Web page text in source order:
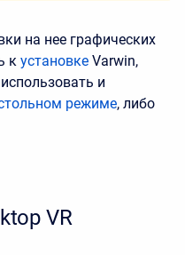
на нее графических
к установке Varwin,
и
режиме, либо
VR